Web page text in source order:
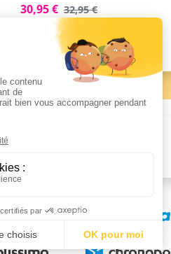
30,95 € 32,95 €
Voir le Produit